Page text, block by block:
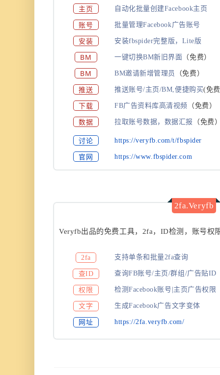
主页 自动化批量创建Facebook主页
账号 批量管理Facebook广告账号
安装 安装fbspider完整版，Lite版
BM 一键切换BM新旧界面 （免费）
BM BM邀请新增管理员 （免费）
推送 推送账号/主页/BM,便捷购买(免
下载 FB广告资料库高清视频 （免费）
数据 拉取账号数据，数据汇报 （免费
讨论 https://veryfb.com/t/fbspider
官网 https://www.fbspider.com
2fa.Veryfb
Veryfb出品的免费工具，2fa，ID检测，账号权
2fa 支持单条和批量2fa查询
查ID 查询FB账号/主页/群组/广告贴ID
权限 检测Facebook账号|主页广告权限
文字 生成Facebook广告文字变体
网址 https://2fa.veryfb.com/